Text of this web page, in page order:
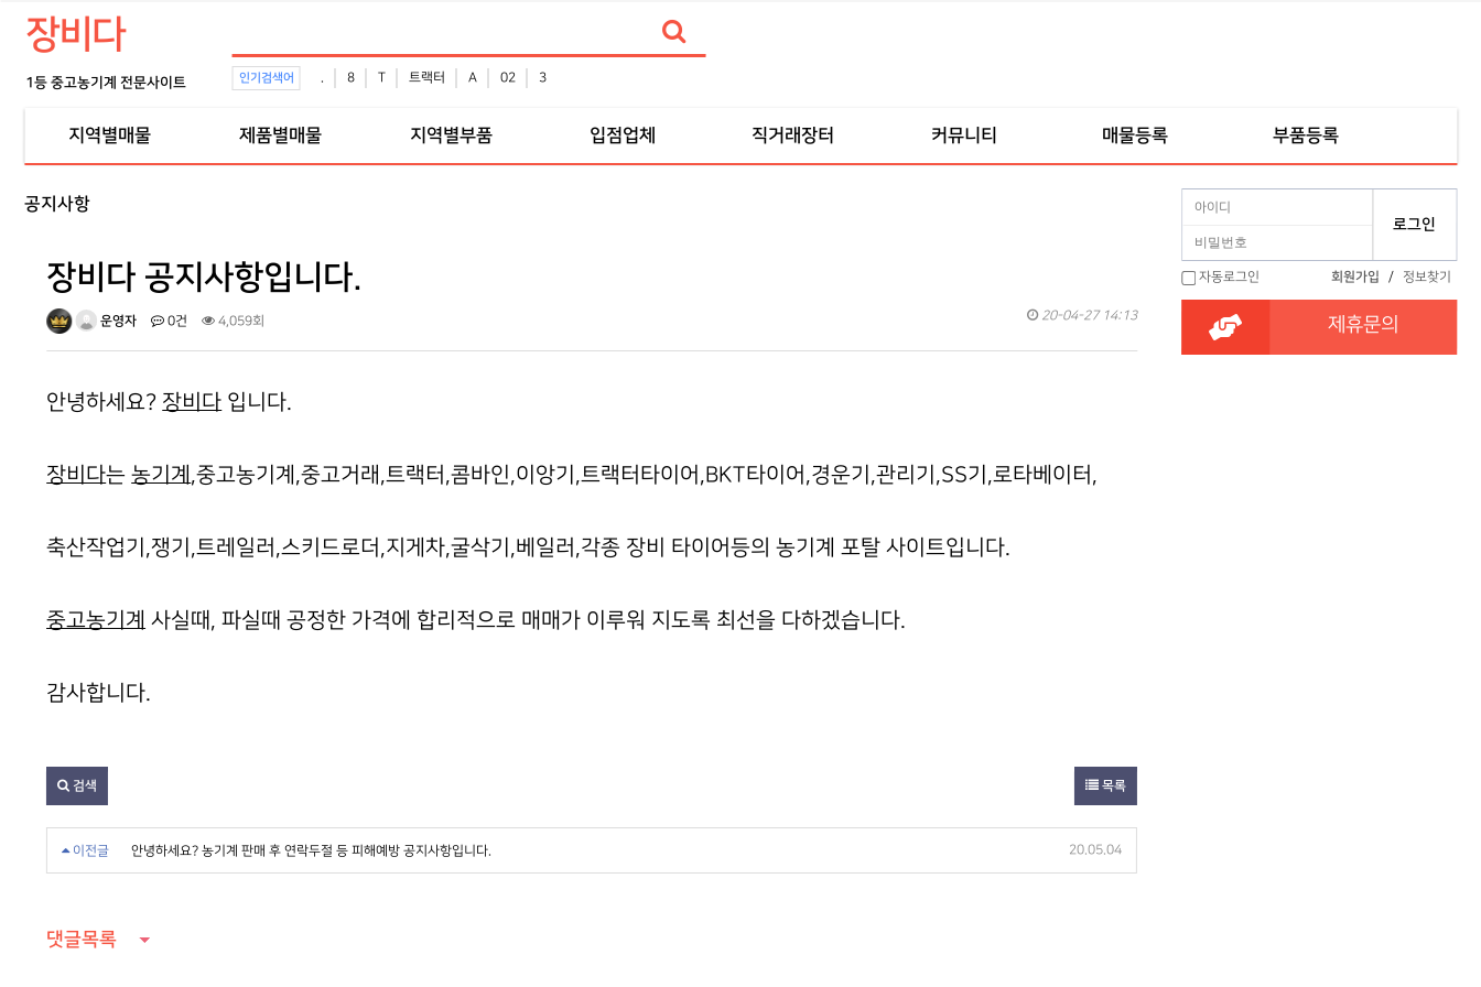
장비다
1등 중고농기계 전문사이트 인기검색어 . 8 T 트랙터 A 02 3
지역별매물 제품별매물 지역별부품 입점업체 직거래장터 커뮤니티 매물등록 부품등록
공지사항
장비다 공지사항입니다.
운영자 0건 4,059회 20-04-27 14:13
안녕하세요? 장비다 입니다.
장비다는농기계 ,중고농기계,중고거래,트랙터,콤바인,이앙기,트랙터타이어,BKT타이어,경운기,관리기,SS기,로타베이터,
축산작업기,쟁기,트레일러,스키드로더,지게차,굴삭기,베일러,각종 장비 타이어등의 농기계 포탈 사이트입니다.
중고농기계 사실때, 파실때 공정한 가격에 합리적으로 매매가 이루워 지도록 최선을 다하겠습니다.
감사합니다.
검색 목록
이전글 안녕하세요? 농기계 판매 후 연락두절 등 피해예방 공지사항입니다. 20.05.04
댓글목록
자동로그인 회원가입 / 정보찾기
제휴문의